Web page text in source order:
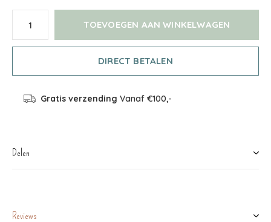
TOEVOEGEN AAN WINKELWAGEN
DIRECT BETALEN
Gratis verzending Vanaf €100,-
Delen
Reviews